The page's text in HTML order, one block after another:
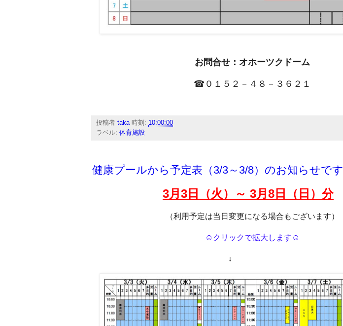
お問合せ：オホーツクドーム
☎０１５２－４８－３６２１
投稿者 taka 時刻: 10:00:00
ラベル: 体育施設
健康プールから予定表（3/3～3/8）のお知らせです
3月 3 日（火）～ 3月8 日（日）分
（利用予定は当日変更になる場合もございます）
☺クリックで拡大します☺
↓